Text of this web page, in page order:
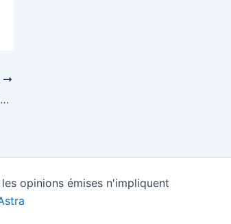
l’Autriche et la Grèce se montrent unies – EURACTIV.fr
opinions émises n'impliquent